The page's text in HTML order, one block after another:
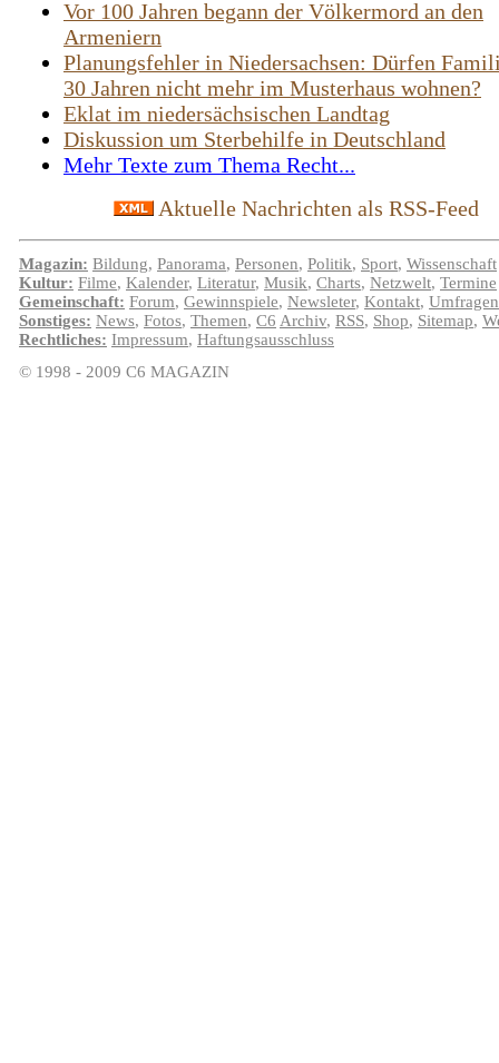
Vor 100 Jahren begann der Völkermord an den
Armeniern
Planungsfehler in Niedersachsen: Dürfen
30 Jahren nicht mehr im Musterhaus wohnen?
Eklat im niedersächsischen Landtag
Diskussion um Sterbehilfe in Deutschland
Mehr Texte zum Thema Recht...
Aktuelle Nachrichten als RSS-Feed
Magazin: Bildung, Panorama, Personen, Politik, Sport, Wissenschaft
Kultur: Filme, Kalender, Literatur, Musik, Charts, Netzwelt, Termine
Gemeinschaft: Forum, Gewinnspiele, Newsleter, Kontakt, Umfragen
Sonstiges: News, Fotos, Themen, C6 Archiv, RSS, Shop, Sitemap,
Rechtliches: Impressum, Haftungsausschluss
© 1998 - 2009 C6 MAGAZIN